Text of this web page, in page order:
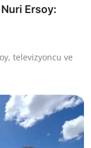
Ersoy:
televizyoncu ve